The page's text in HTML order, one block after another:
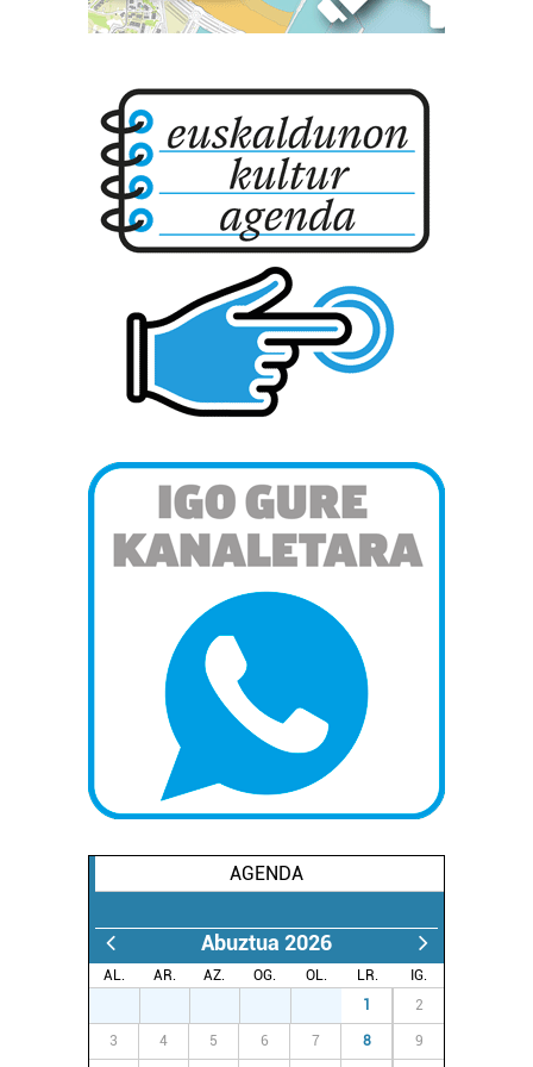
AGENDA
Abuztua 2026
AL. AR. AZ. OG. OL. LR.
IG.
1 2
3 4 5 6 7 8 9